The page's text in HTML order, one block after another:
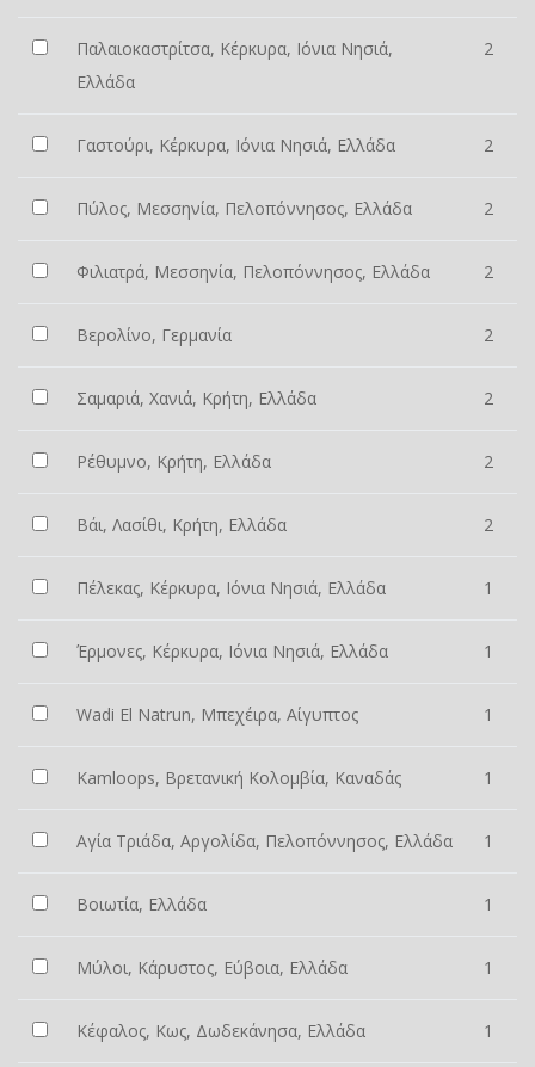
Παλαιοκαστρίτσα, Κέρκυρα, Ιόνια Νησιά,
Ελλάδα
2
Γαστούρι, Κέρκυρα, Ιόνια Νησιά, Ελλάδα 2
Πύλος, Μεσσηνία, Πελοπόννησος, Ελλάδα 2
Φιλιατρά, Μεσσηνία, Πελοπόννησος, Ελλάδα 2
Βερολίνο, Γερμανία 2
Σαμαριά, Χανιά, Κρήτη, Ελλάδα 2
Ρέθυμνο, Κρήτη, Ελλάδα 2
Βάι, Λασίθι, Κρήτη, Ελλάδα 2
Πέλεκας, Κέρκυρα, Ιόνια Νησιά, Ελλάδα 1
Έρμονες, Κέρκυρα, Ιόνια Νησιά, Ελλάδα 1
Wadi El Natrun, Μπεχέιρα, Αίγυπτος 1
Kamloops, Βρετανική Κολομβία, Καναδάς 1
Αγία Τριάδα, Αργολίδα, Πελοπόννησος, Ελλάδα 1
Βοιωτία, Ελλάδα 1
Μύλοι, Κάρυστος, Εύβοια, Ελλάδα 1
Κέφαλος, Κως, Δωδεκάνησα, Ελλάδα 1